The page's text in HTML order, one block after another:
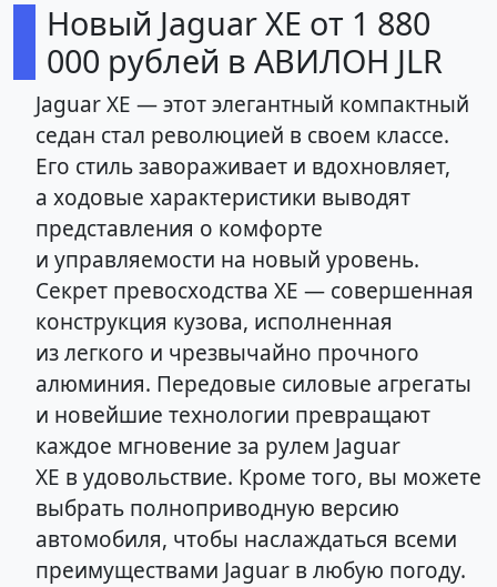
Новый Jaguar XE от 1 880
000 рублей в АВИЛОН JLR
Jaguar XE — этот элегантный компактный
седан стал революцией в своем классе.
Его стиль завораживает и вдохновляет,
а ходовые характеристики выводят
представления о комфорте
и управляемости на новый уровень.
Секрет превосходства XE — совершенная
конструкция кузова, исполненная
из легкого и чрезвычайно прочного
алюминия. Передовые силовые агрегаты
и новейшие технологии превращают
каждое мгновение за рулем Jaguar
XE в удовольствие. Кроме того, вы можете
выбрать полноприводную версию
автомобиля, чтобы наслаждаться всеми
преимуществами Jaguar в любую погоду.